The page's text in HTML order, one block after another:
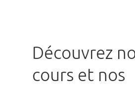
Découvrez
cours et nos